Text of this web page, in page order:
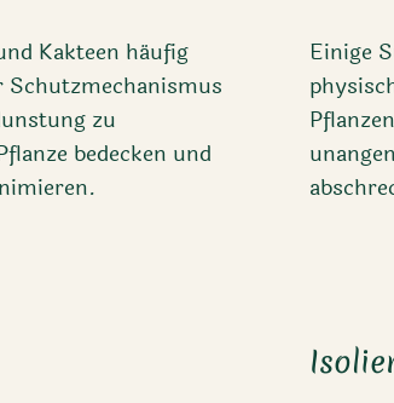
Kakteen häufig
zu
bedecken und
Einige